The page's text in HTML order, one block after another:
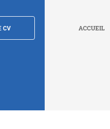
CV ACCUEIL